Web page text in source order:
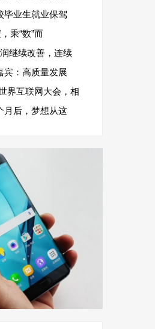
毕业生就业保驾
乘“数”而
继续改善，连续
宾：高质量发展
界互联网大会，相
月后，梦想从这